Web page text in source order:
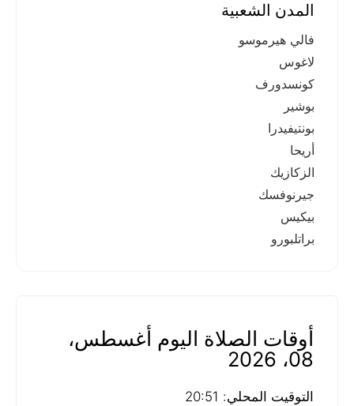
المدن الشعبية
فالي هيرموسو
لاغوس
كونسدورف
بوشير
بونتيفيدرا
أريحا
الزكازيك
جيرنوفسك
بيكيس
براتلبورو
أوقات الصلاة اليوم أغسطس،
08، 2026
التوقيت المحلي: 20:51